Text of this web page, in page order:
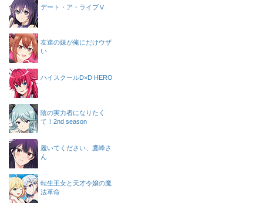
デート・ア・ライブⅤ
友達の妹が俺にだけウザ
い
ハイスクールD×D HERO
陰の実力者になりたく
て！2nd season
履いてください、鷹峰さ
ん
転生王女と天才令嬢の魔
法革命